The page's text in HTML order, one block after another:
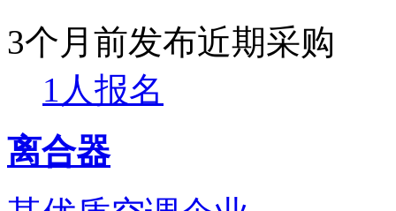
3个月前发布近期采购
1人报名
离合器